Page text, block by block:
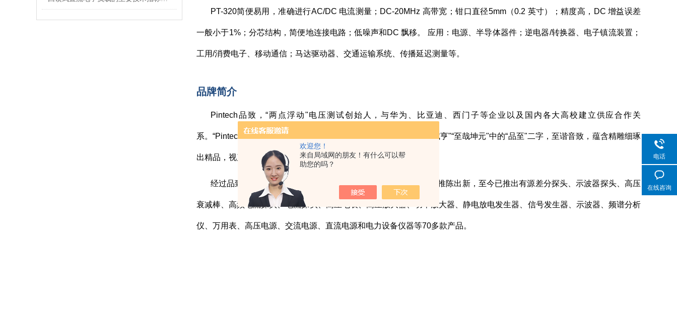
欢迎您！
来自局域网的朋友！有什么可以帮
助您的吗？
PT-320简便易用，准确进行AC/DC 电流测量；DC-20MHz 高带宽；钳口直径5mm（0.2 英寸）；精度高，DC 增益误差
一般小于1%；分芯结构，简便地连接电路；低噪声和DC 飘移。 应用：电源、半导体器件；逆电器/转换器、电子镇流装置；
工用/消费电子、移动通信；马达驱动器、交通运输系统、传播延迟测量等。
品牌简介
Pintech品致，“两点浮动"电压测试创始人，与华为、比亚迪、西门子等企业以及国内各大高校建立供应合作关
系。“Pintech品致"商标，“品致"两字取之《易经》坤卦第二章“品物咸亨"“至哉坤元"中的“品至"二字，至谐音致，蕴含精雕细琢
出精品，视产品的品质为生命之含义。
经过品致多年来辛勤地付出，公司技术日益成熟，产品也在不断推陈出新，至今已推出有源差分探头、示波器探头、高压
衰减棒、高频电流探头、电流探头、高压电表、高压放大器、功率放大器、静电放电发生器、信号发生器、示波器、频谱分析
仪、万用表、高压电源、交流电源、直流电源和电力设备仪器等70多款产品。
电话
在线咨询